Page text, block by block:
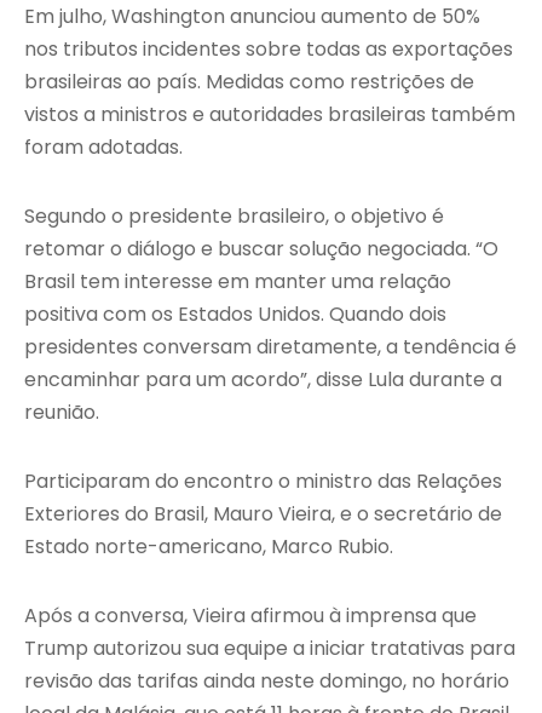
Em julho, Washington anunciou aumento de 50%
nos tributos incidentes sobre todas as exportações
brasileiras ao país. Medidas como restrições de
vistos a ministros e autoridades brasileiras também
foram adotadas.
Segundo o presidente brasileiro, o objetivo é
retomar o diálogo e buscar solução negociada. “O
Brasil tem interesse em manter uma relação
positiva com os Estados Unidos. Quando dois
presidentes conversam diretamente, a tendência é
encaminhar para um acordo”, disse Lula durante a
reunião.
Participaram do encontro o ministro das Relações
Exteriores do Brasil, Mauro Vieira, e o secretário de
Estado norte-americano, Marco Rubio.
Após a conversa, Vieira afirmou à imprensa que
Trump autorizou sua equipe a iniciar tratativas para
revisão das tarifas ainda neste domingo, no horário